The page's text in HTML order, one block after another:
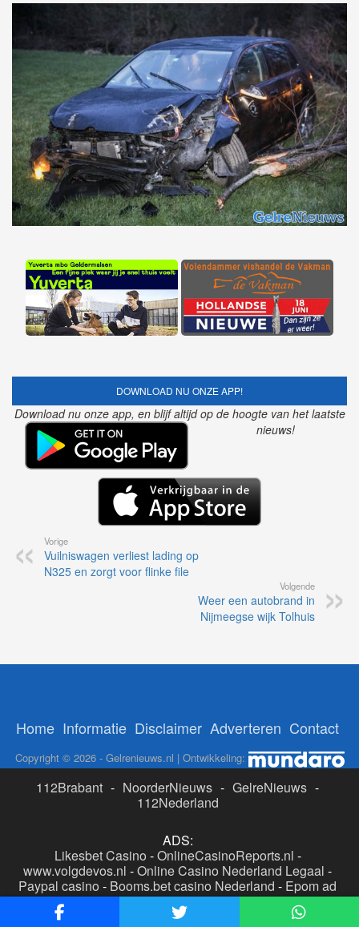
DOWNLOAD NU ONZE APP!
Download nu onze app, en blijf altijd op de hoogte van het laatste
nieuws!
Vorige
Vuilniswagen verliest lading op
N325 en zorgt voor flinke file
Volgende
Weer een autobrand in
Nijmeegse wijk Tolhuis
Home Informatie Disclaimer Adverteren Contact
Copyright © 2026 - Gelrenieuws.nl | Ontwikkeling:
112Brabant - NoorderNieuws - GelreNieuws -
112Nederland
ADS:
Likesbet Casino -OnlineCasinoReports.nl -
www.volgdevos.nl -Online Casino Nederland Legaal -
Paypal casino - Booms.bet casino Nederland - Epom ad
server-Casino boer-Online casino's Nederland